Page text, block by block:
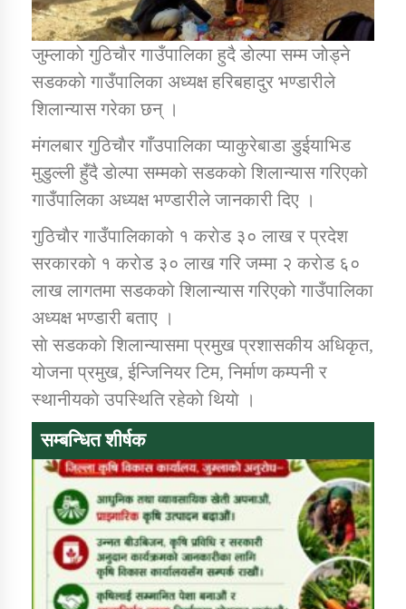
सामाजिक बिकास कार्यालय जुम्लाकाे सुचना
कार्यक्रम कार्यान्वयन एकाई जुम्लाको सुचना
कर्णाली प्राविधि शिक्षालय जुम्लाको सुचना
जुम्लाकाे गुठिचाैर गाउँपालिका हुदै डाेल्पा सम्म जाेड्ने
सडककाे गाउँपालिका अध्यक्ष हरिबहादुर भण्डारीले
शिलान्यास गरेका छन् ।
मंगलबार गुठिचाैर गाँउपालिका प्याकुरेबाडा डुईयाभिड
मुडुल्ली हुँदै डाेल्पा सम्मकाे सडककाे शिलान्यास गरिएको
गाउँपालिका अध्यक्ष भण्डारीले जानकारी दिए ।
गुठिचाैर गाउँपालिकाकाे १ कराेड ३० लाख र प्रदेश
सरकारकाे १ कराेड ३० लाख गरि जम्मा २ कराेड ६०
लाख लागतमा सडककाे शिलान्यास गरिएको गाउँपालिका
अध्यक्ष भण्डारी बताए ।
साे सडककाे शिलान्यासमा प्रमुख प्रशासकीय अधिकृत,
याेजना प्रमुख, ईन्जिनियर टिम, निर्माण कम्पनी र
स्थानीयकाे उपस्थिति रहेकाे थियाे ।
सम्बन्धित शीर्षक